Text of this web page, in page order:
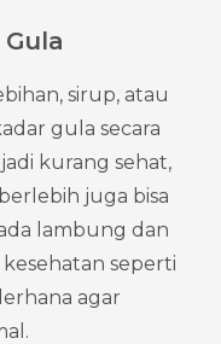
sirup, atau
gula secara
kurang sehat,
juga bisa
lambung dan
seperti
agar